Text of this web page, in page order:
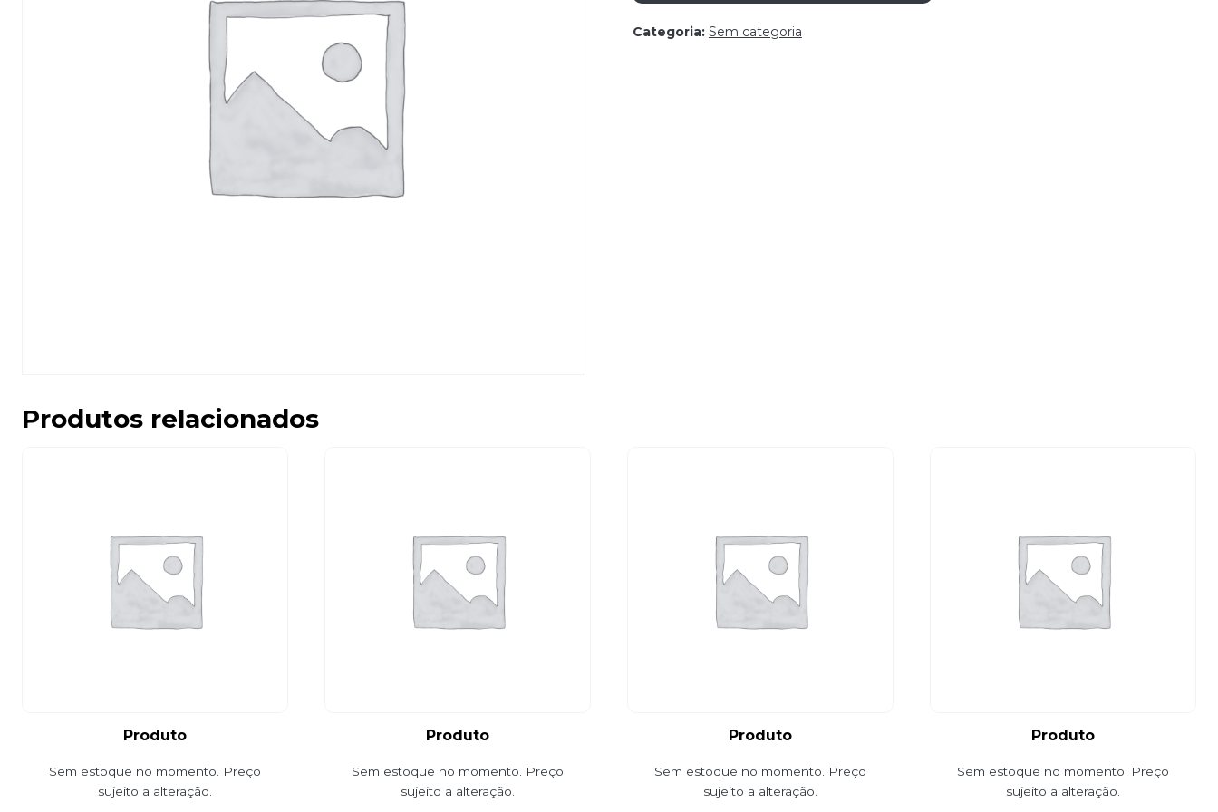
Categoria: Sem categoria
Produtos relacionados
Produto
Sem estoque no momento. Preço
sujeito a alteração.
Produto
Sem estoque no momento. Preço
sujeito a alteração.
Produto
Sem estoque no momento. Preço
sujeito a alteração.
Produto
Sem estoque no momento. Preço
sujeito a alteração.